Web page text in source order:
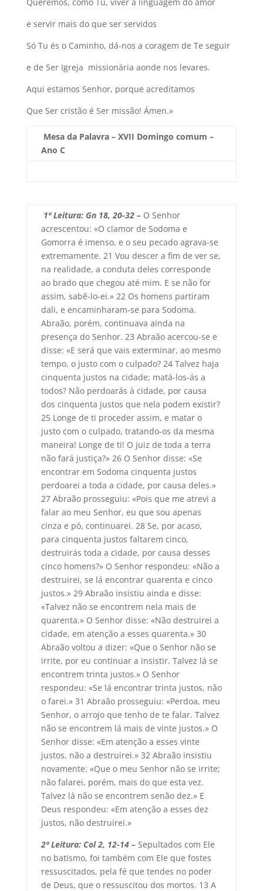
e servir mais do que ser servidos
Só Tu és o Caminho, dá-nos a coragem de Te seguir
e de Ser Igreja missionária aonde nos levares.
Aqui estamos Senhor, porque acreditamos
Que Ser cristão é Ser missão! Ámen.»
Mesa da Palavra – XVII Domingo comum –
Ano C
1ª Leitura: Gn 18, 20-32 – O Senhor
acrescentou: «O clamor de Sodoma e
Gomorra é imenso, e o seu pecado agrava-se
extremamente. 21 Vou descer a fim de ver se,
na realidade, a conduta deles corresponde
ao brado que chegou até mim. E se não for
assim, sabê-lo-ei.» 22 Os homens partiram
dali, e encaminharam-se para Sodoma.
Abraão, porém, continuava ainda na
presença do Senhor. 23 Abraão acercou-se e
disse: «E será que vais exterminar, ao mesmo
tempo, o justo com o culpado? 24 Talvez haja
cinquenta justos na cidade; matá-los-ás a
todos? Não perdoarás à cidade, por causa
dos cinquenta justos que nela podem existir?
25 Longe de ti proceder assim, e matar o
justo com o culpado, tratando-os da mesma
maneira! Longe de ti! O juiz de toda a terra
não fará justiça?» 26 O Senhor disse: «Se
encontrar em Sodoma cinquenta justos
perdoarei a toda a cidade, por causa deles.»
27 Abraão prosseguiu: «Pois que me atrevi a
falar ao meu Senhor, eu que sou apenas
cinza e pó, continuarei. 28 Se, por acaso,
para cinquenta justos faltarem cinco,
destruirás toda a cidade, por causa desses
cinco homens?» O Senhor respondeu: «Não a
destruirei, se lá encontrar quarenta e cinco
justos.» 29 Abraão insistiu ainda e disse:
«Talvez não se encontrem nela mais de
quarenta.» O Senhor disse: «Não destruirei a
cidade, em atenção a esses quarenta.» 30
Abraão voltou a dizer: «Que o Senhor não se
irrite, por eu continuar a insistir. Talvez lá se
encontrem trinta justos.» O Senhor
respondeu: «Se lá encontrar trinta justos, não
o farei.» 31 Abraão prosseguiu: «Perdoa, meu
Senhor, o arrojo que tenho de te falar. Talvez
não se encontrem lá mais de vinte justos.» O
Senhor disse: «Em atenção a esses vinte
justos, não a destruirei.» 32 Abraão insistiu
novamente: «Que o meu Senhor não se irrite;
não falarei, porém, mais do que esta vez.
Talvez lá não se encontrem senão dez.» E
Deus respondeu: «Em atenção a esses dez
justos, não destruirei.»
2ª Leitura: Col 2, 12-14 – Sepultados com Ele
no batismo, foi também com Ele que fostes
ressuscitados, pela fé que tendes no poder
de Deus, que o ressuscitou dos mortos. 13 A